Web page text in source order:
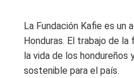
La Fundación Kafie es un
Honduras. El trabajo de la
la vida de los
sostenible para el país.